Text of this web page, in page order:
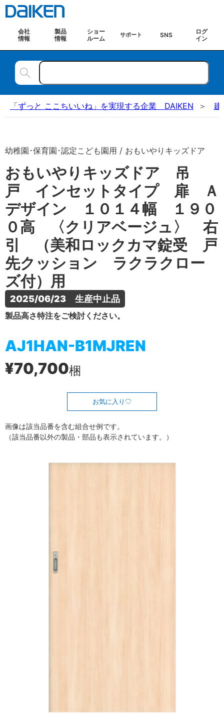
会社
情報
製品
情報
ショー
ルーム
サポート SNS
ログ
イン
「ずっと ここちいいね」を実現する企業 DAIKEN 建
幼稚園･保育園･認定こども園用 / おもいやりキッズドア
おもいやりキッズドア 吊
戸 インセットタイプ 扉 Ａ
デザイン １０１４幅 １９０
０高 〈クリアベージュ〉 右
引 （美和ロックカマ錠受 戸
先クッション ラクラクロー
ズ付）用
2025/06/23　生産中止品
製品高さ特注をご検討ください。
AJ1HAN-B1MJREN
¥70,700梱
お気に入り
画像は該当品番を含む組合せ例です。
（該当品番以外の製品・部品も表示されています。）